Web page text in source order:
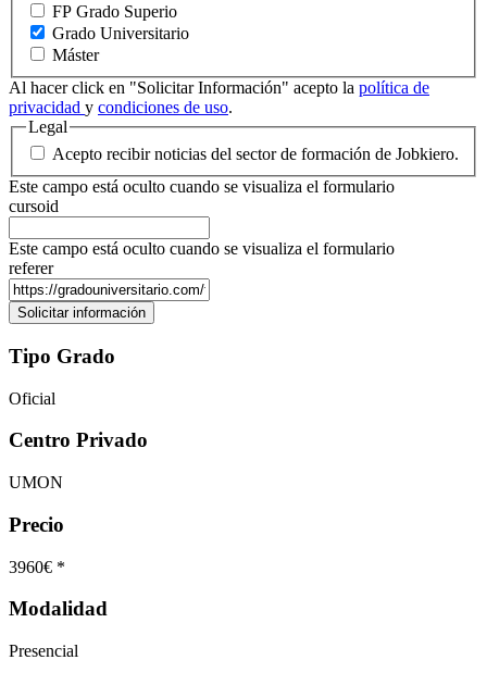
FP Grado Superio
Grado Universitario
Máster
Al hacer click en "Solicitar Información" acepto la política de
privacidad y condiciones de uso.
Legal
Acepto recibir noticias del sector de formación de Jobkiero.
Este campo está oculto cuando se visualiza el formulario
cursoid
Este campo está oculto cuando se visualiza el formulario
referer
Tipo Grado
Oficial
Centro Privado
UMON
Precio
3960€ *
Modalidad
Presencial